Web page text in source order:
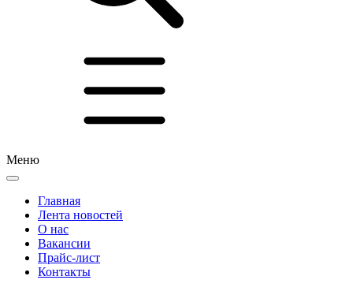
Меню
Главная
Лента новостей
О нас
Вакансии
Прайс-лист
Контакты